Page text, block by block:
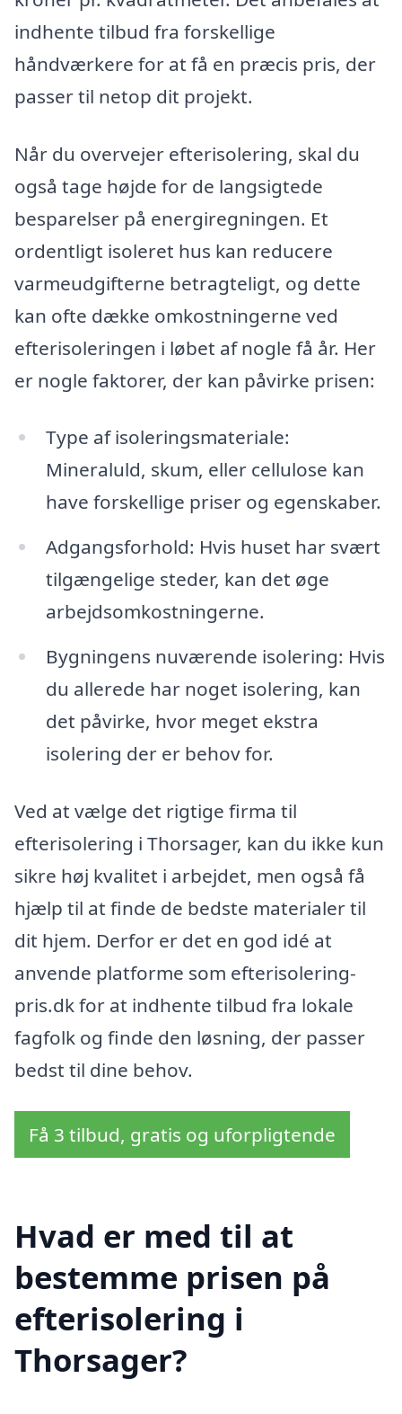
indhente tilbud fra forskellige
håndværkere for at få en præcis pris, der
passer til netop dit projekt.
Når du overvejer efterisolering, skal du
også tage højde for de langsigtede
besparelser på energiregningen. Et
ordentligt isoleret hus kan reducere
varmeudgifterne betragteligt, og dette
kan ofte dække omkostningerne ved
efterisoleringen i løbet af nogle få år. Her
er nogle faktorer, der kan påvirke prisen:
Type af isoleringsmateriale:
Mineraluld, skum, eller cellulose kan
have forskellige priser og egenskaber.
Adgangsforhold: Hvis huset har svært
tilgængelige steder, kan det øge
arbejdsomkostningerne.
Bygningens nuværende isolering: Hvis
du allerede har noget isolering, kan
det påvirke, hvor meget ekstra
isolering der er behov for.
Ved at vælge det rigtige firma til
efterisolering i Thorsager, kan du ikke kun
sikre høj kvalitet i arbejdet, men også få
hjælp til at finde de bedste materialer til
dit hjem. Derfor er det en god idé at
anvende platforme som efterisolering-
pris.dk for at indhente tilbud fra lokale
fagfolk og finde den løsning, der passer
bedst til dine behov.
Få 3 tilbud, gratis og uforpligtende
Hvad er med til at
bestemme prisen på
efterisolering i
Thorsager?